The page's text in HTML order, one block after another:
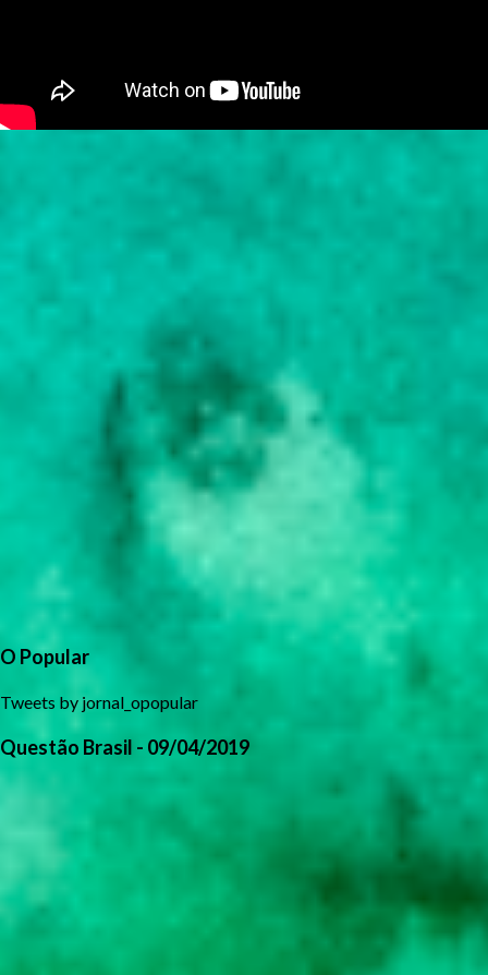
O Popular
Tweets by jornal_opopular
Questão Brasil - 09/04/2019